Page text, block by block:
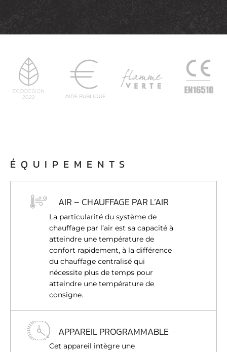
ÉQUIPEMENTS
AIR – CHAUFFAGE PAR L’AIR
La particularité du système de
chauffage par l’air est sa capacité à
atteindre une température de
confort rapidement, à la différence
du chauffage centralisé qui
nécessite plus de temps pour
atteindre une température de
consigne.
APPAREIL PROGRAMMABLE
Cet appareil intègre une